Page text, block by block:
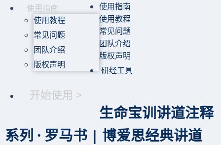
使用指南
使用教程
常见问题
团队介绍
版权声明
开始使用 >
使用指南
使用教程
常见问题
团队介绍
版权声明
研经工具
生命宝训讲道注释
系列 · 罗马书 | 博爱思经典讲道